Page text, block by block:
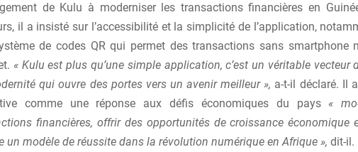
de Kulu à moderniser les transactions financières en
il a insisté sur l’accessibilité et la simplicité de l’application,
de codes QR qui permet des transactions sans smartphone
« Kulu est plus qu’une simple application, c’est un véritable vecteur
qui ouvre des portes vers un avenir meilleur », a-t-il déclaré. Il
comme une réponse aux défis économiques du pays «
financières, offrir des opportunités de croissance économique
un modèle de réussite dans la révolution numérique en Afrique », dit-il.